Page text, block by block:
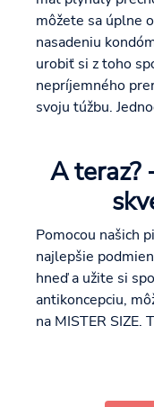
môžete sa úplne
nasadeniu
urobiť si z toho
nepríjemného
svoju túžbu.
A teraz?
Pomocou našich
najlepšie
hneď a užite si
antikoncepciu,
na MISTER SIZE.